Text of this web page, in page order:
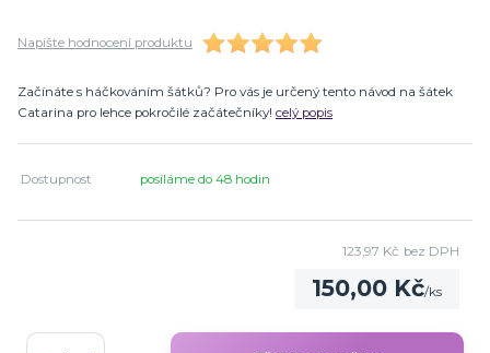
Napište hodnocení produktu
Začínáte s háčkováním šátků? Pro vás je určený tento návod na šátek
Catarina pro lehce pokročilé začátečníky! celý popis
Dostupnost posíláme do 48 hodin
150,00 Kč/ks
123,97 Kč bez DPH